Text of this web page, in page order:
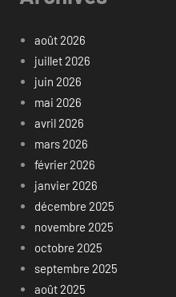
août 2026
juillet 2026
juin 2026
mai 2026
avril 2026
mars 2026
février 2026
janvier 2026
décembre 2025
novembre 2025
octobre 2025
septembre 2025
août 2025